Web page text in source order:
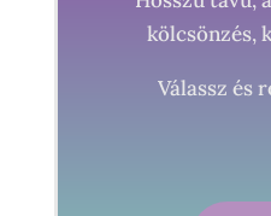
kölcsönzés,
Válassz és